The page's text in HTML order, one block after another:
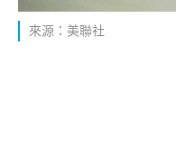
來源：美聯社